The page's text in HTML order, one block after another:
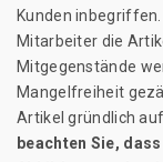
Kunden
Mitarbeiter die
Mitgegenstände
Mangelfreiheit
Artikel gründlich
beachten Sie,